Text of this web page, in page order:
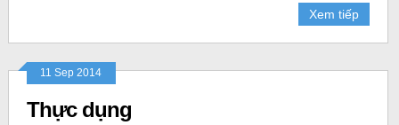
Xem tiếp
11 Sep 2014
Thực dụng